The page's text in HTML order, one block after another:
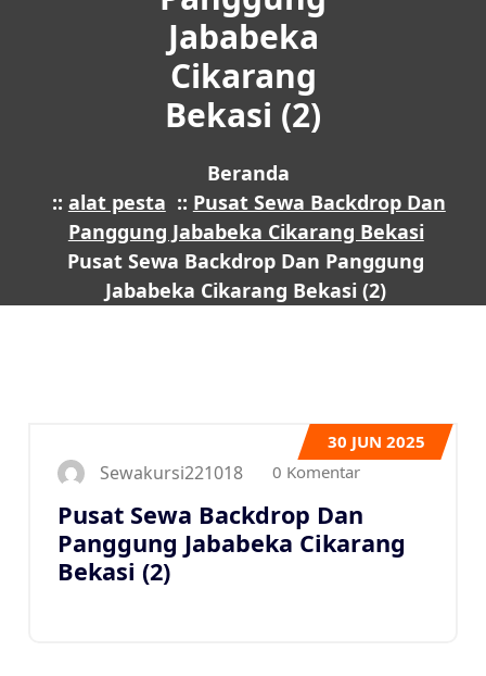
Jababeka
Cikarang
Bekasi (2)
Beranda
:: alat pesta :: Pusat Sewa Backdrop Dan
Panggung Jababeka Cikarang Bekasi
Pusat Sewa Backdrop Dan Panggung
Jababeka Cikarang Bekasi (2)
30 JUN 2025
Sewakursi221018 0 Komentar
Pusat Sewa Backdrop Dan
Panggung Jababeka Cikarang
Bekasi (2)